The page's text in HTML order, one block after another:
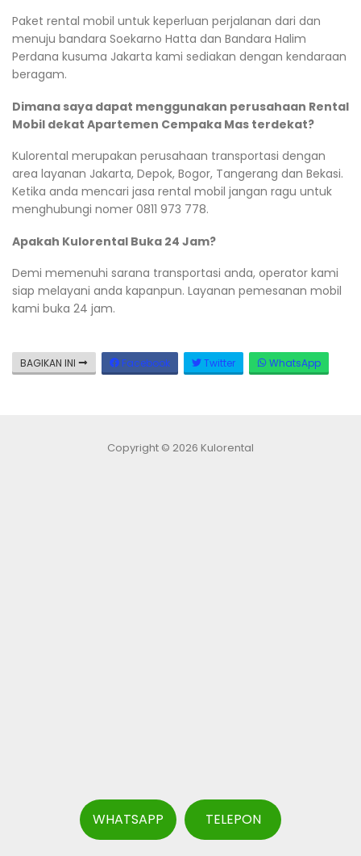
Paket rental mobil untuk keperluan perjalanan dari dan
menuju bandara Soekarno Hatta dan Bandara Halim
Perdana kusuma Jakarta kami sediakan dengan kendaraan
beragam.
Dimana saya dapat menggunakan perusahaan Rental
Mobil dekat Apartemen Cempaka Mas terdekat?
Kulorental merupakan perusahaan transportasi dengan
area layanan Jakarta, Depok, Bogor, Tangerang dan Bekasi.
Ketika anda mencari jasa rental mobil jangan ragu untuk
menghubungi nomer 0811 973 778.
Apakah Kulorental Buka 24 Jam?
Demi memenuhi sarana transportasi anda, operator kami
siap melayani anda kapanpun. Layanan pemesanan mobil
kami buka 24 jam.
BAGIKAN INI Facebook Twitter WhatsApp
Copyright © 2026 Kulorental
WHATSAPP TELEPON